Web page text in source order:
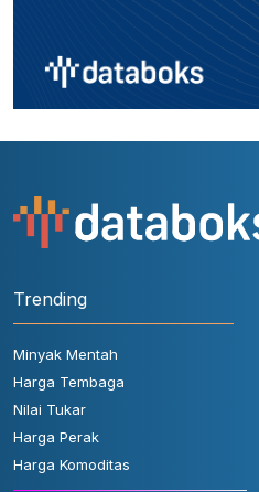
Trending
Minyak Mentah
Harga Tembaga
Nilai Tukar
Harga Perak
Harga Komoditas